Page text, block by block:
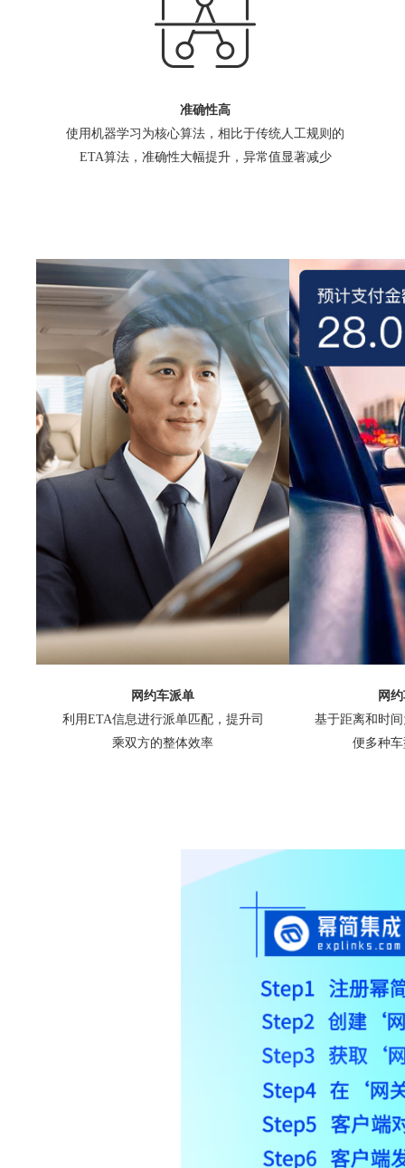
准确性高
使用机器学习为核心算法，相比于传统人工规则的
ETA算法，准确性大幅提升，异常值显著减少
网约车派单
利用ETA信息进行派单匹配，提升司
乘双方的整体效率
网
基于距离和时
便多种